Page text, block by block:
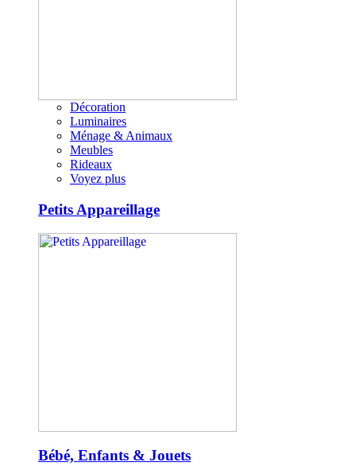
Décoration
Luminaires
Ménage & Animaux
Meubles
Rideaux
Voyez plus
Petits Appareillage
Bébé, Enfants & Jouets